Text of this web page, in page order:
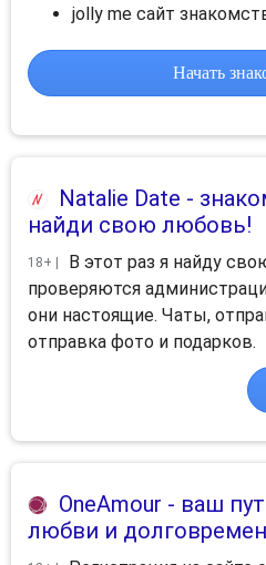
jolly me сайт
Начать
Natalie Date -
найди свою любовь!
18+ |
В этот раз я найду
проверяются
они настоящие. Чаты,
отправка фото и подарков.
OneAmour - ваш
любви и